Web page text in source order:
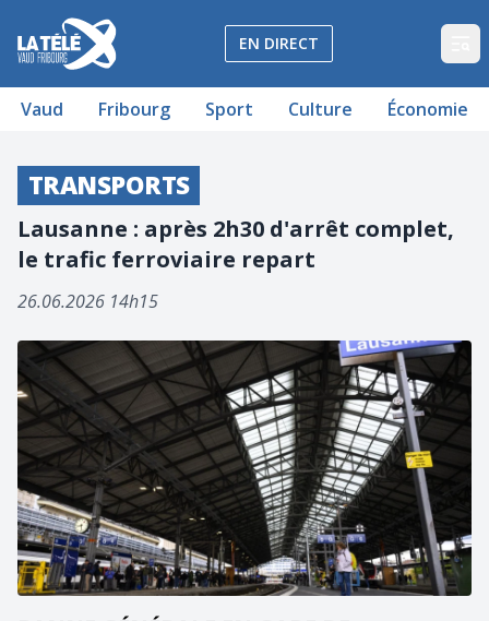
La Télé - Télévision régionale Vaud et Fribourg
EN DIRECT
Vaud Fribourg Sport Culture Économie
TRANSPORTS
Lausanne : après 2h30 d'arrêt complet,
le trafic ferroviaire repart
26.06.2026 14h15